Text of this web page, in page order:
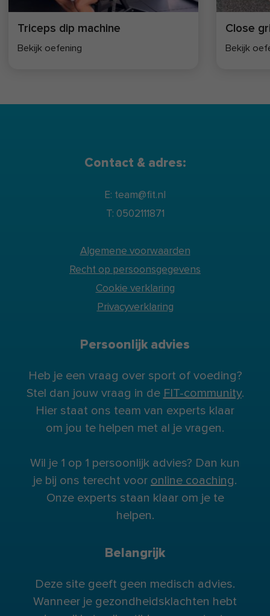
Triceps dip machine
Bekijk oefening
Close
Bekijk
Contact & adres:
E: team@fit.nl
T: 0502111871
Algemene voorwaarden
Recht op persoonsgegevens
Cookie verklaring
Privacyverklaring
Persoonlijk advies
Heb je een vraag over sport of voeding?
Stel dan jouw vraag in de FIT-community.
Hier staat ons team van experts klaar
om jou te helpen met al je vragen.
Wil je 1 op 1 persoonlijk advies? Dan kun
je bij ons terecht voor online coaching.
Onze experts staan klaar om je te
helpen.
Belangrijk
Deze site geeft geen medisch advies.
Wanneer je gezondheidsklachten hebt